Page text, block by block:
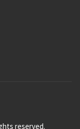
reserved.